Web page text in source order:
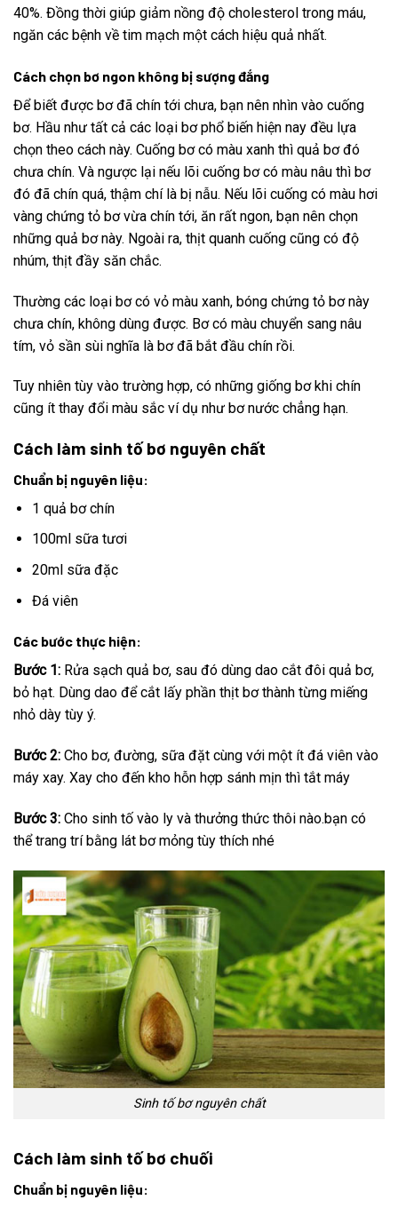
40%. Đồng thời giúp giảm nồng độ cholesterol trong máu,
ngăn các bệnh về tim mạch một cách hiệu quả nhất.
Cách chọn bơ ngon không bị sượng đắng
Để biết được bơ đã chín tới chưa, bạn nên nhìn vào cuống
bơ. Hầu như tất cả các loại bơ phổ biến hiện nay đều lựa
chọn theo cách này. Cuống bơ có màu xanh thì quả bơ đó
chưa chín. Và ngược lại nếu lõi cuống bơ có màu nâu thì bơ
đó đã chín quá, thậm chí là bị nẫu. Nếu lõi cuống có màu hơi
vàng chứng tỏ bơ vừa chín tới, ăn rất ngon, bạn nên chọn
những quả bơ này. Ngoài ra, thịt quanh cuống cũng có độ
nhúm, thịt đầy săn chắc.
Thường các loại bơ có vỏ màu xanh, bóng chứng tỏ bơ này
chưa chín, không dùng được. Bơ có màu chuyển sang nâu
tím, vỏ sần sùi nghĩa là bơ đã bắt đầu chín rồi.
Tuy nhiên tùy vào trường hợp, có những giống bơ khi chín
cũng ít thay đổi màu sắc ví dụ như bơ nước chẳng hạn.
Cách làm sinh tố bơ nguyên chất
Chuẩn bị nguyên liệu:
1 quả bơ chín
100ml sữa tươi
20ml sữa đặc
Đá viên
Các bước thực hiện:
Bước 1: Rửa sạch quả bơ, sau đó dùng dao cắt đôi quả bơ,
bỏ hạt. Dùng dao để cắt lấy phần thịt bơ thành từng miếng
nhỏ dày tùy ý.
Bước 2: Cho bơ, đường, sữa đặt cùng với một ít đá viên vào
máy xay. Xay cho đến kho hỗn hợp sánh mịn thì tắt máy
Bước 3: Cho sinh tố vào ly và thưởng thức thôi nào.bạn có
thể trang trí bằng lát bơ mỏng tùy thích nhé
Sinh tố bơ nguyên chất
Cách làm sinh tố bơ chuối
Chuẩn bị nguyên liệu: